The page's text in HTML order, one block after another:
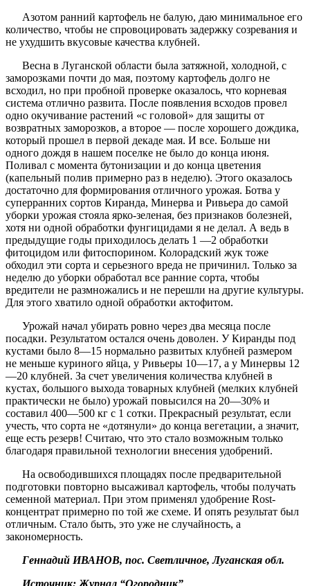
Азотом ранний картофель не балую, даю минимальное его
количество, чтобы не спровоцировать задержку созревания и
не ухудшить вкусовые качества клубней.
Весна в Луганской области была затяжной, холодной, с
заморозками почти до мая, поэтому картофель долго не
всходил, но при пробной проверке оказалось, что корневая
система отлично развита. После появления всходов провел
одно окучивание растений «с головой» для защиты от
возвратных заморозков, а второе — после хорошего дождика,
который прошел в первой декаде мая. И все. Больше ни
одного дождя в нашем поселке не было до конца июня.
Поливал с момента бутонизации и до конца цветения
(капельный полив примерно раз в неделю). Этого оказалось
достаточно для формирования отличного урожая. Ботва у
суперранних сортов Киранда, Минерва и Ривьера до самой
уборки урожая стояла ярко-зеленая, без признаков болезней,
хотя ни одной обработки фунгицидами я не делал. А ведь в
предыдущие годы приходилось делать 1 —2 обработки
фитоцидом или фитоспорином. Колорадский жук тоже
обходил эти сорта и серьезного вреда не причинил. Только за
неделю до уборки обработал все ранние сорта, чтобы
вредители не размножались и не перешли на другие культуры.
Для этого хватило одной обработки актофитом.
Урожай начал убирать ровно через два месяца после
посадки. Результатом остался очень доволен. У Киранды под
кустами было 8—15 нормально развитых клубней размером
не меньше куриного яйца, у Ривьеры 10—17, а у Минервы 12
—20 клубней. За счет увеличения количества клубней в
кустах, большого выхода товарных клубней (мелких клубней
практически не было) урожай повысился на 20—30% и
составил 400—500 кг с 1 сотки. Прекрасный результат, если
учесть, что сорта не «дотянули» до конца вегетации, а значит,
еще есть резерв! Считаю, что это стало возможным только
благодаря правильной технологии внесения удобрений.
На освободившихся площадях после предварительной
подготовки повторно высаживал картофель, чтобы получать
семенной материал. При этом применял удобрение Rost-
концентрат примерно по той же схеме. И опять результат был
отличным. Стало быть, это уже не случайность, а
закономерность.
Геннадий ИВАНОВ, пос. Светличное, Луганская обл.
Источник: Журнал “Огородник”